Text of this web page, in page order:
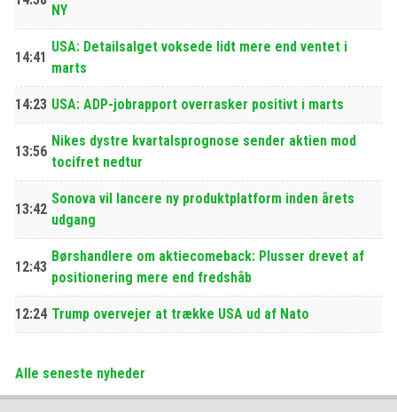
NY
14:41
USA: Detailsalget voksede lidt mere end ventet i
marts
14:23 USA: ADP-jobrapport overrasker positivt i marts
13:56
Nikes dystre kvartalsprognose sender aktien mod
tocifret nedtur
13:42
Sonova vil lancere ny produktplatform inden årets
udgang
12:43
Børshandlere om aktiecomeback: Plusser drevet af
positionering mere end fredshåb
12:24 Trump overvejer at trække USA ud af Nato
Alle seneste nyheder